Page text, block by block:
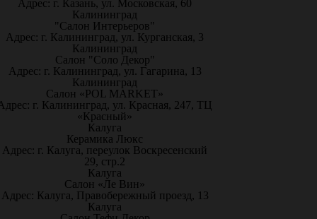
Адрес: г. Казань, ул. Московская, 60
Калининград
"Салон Интерьеров"
Адрес: г. Калининград, ул. Курганская, 3
Калининград
Салон "Соло Декор"
Адрес: г. Калининград, ул. Гагарина, 13
Калининград
Салон «POL MARKET»
г. Калининград, ул. Красная, 247, ТЦ
«Красный»
Калуга
Керамика Люкс
Адрес: г. Калуга, переулок Воскресенский
29, стр.2
Калуга
Салон «Ле Вин»
Адрес: Калуга, Правобережный проезд, 13
Калуга